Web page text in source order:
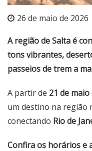
26 de maio de 2026
A região de Salta é
tons vibrantes,
passeios de trem a
A partir de 21 de maio
um destino na região
conectando Rio de
Confira os horários e